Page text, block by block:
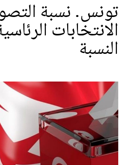
تونس. نسبة
الانتخابات
النسبة